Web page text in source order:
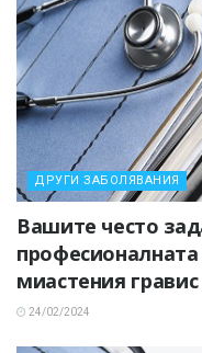
ДРУГИ ЗАБОЛЯВАНИЯ
Вашите често
миастения гравис
24/02/2024